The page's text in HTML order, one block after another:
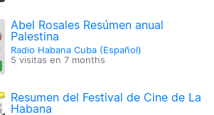
Abel Rosales Resúmen anual
Palestina
Radio Habana Cuba (Español)
5 visitas en7 months
Resumen del Festival de Cine de La
Habana